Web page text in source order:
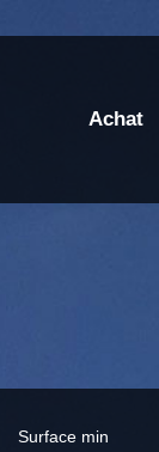
Achat
Surface min